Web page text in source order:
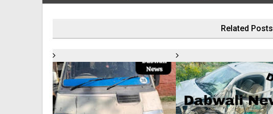
Related Posts